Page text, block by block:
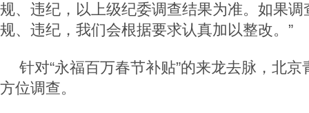
规、违纪，以上级纪委调查结果为准。如果
规、违纪，我们会根据要求认真加以整改。”
针对“永福百万春节补贴”的来龙去脉，北
方位调查。